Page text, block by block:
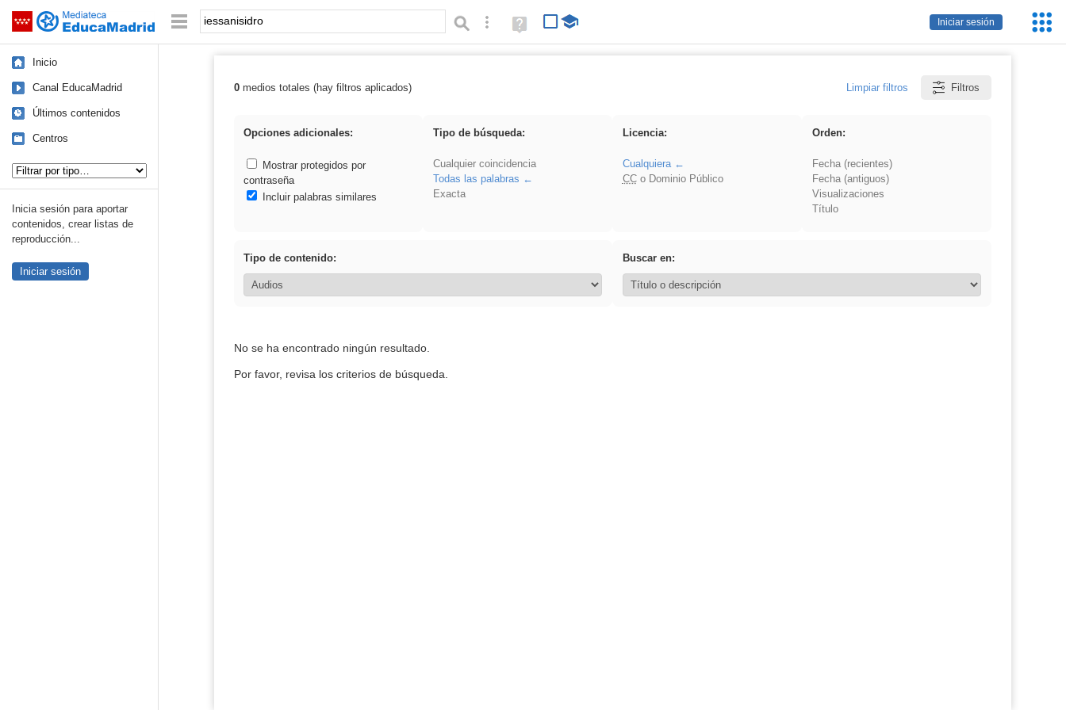
Saltar navegación
Iniciar sesión
Palabra o frase: Búsqueda avanzada
Ayuda
(en
Inicio
Canal EducaMadrid
Últimos contenidos
Centros
Inicia sesión para aportar
contenidos, crear listas de
reproducción...
Iniciar sesión
Resultados de: iessanisidro
0medios totales (hay filtros aplicados) Limpiar filtros Filtros
Opciones adicionales:
Mostrar protegidos por
contraseña
Incluir palabras similares
Tipo de búsqueda:
Cualquier coincidencia
Todas las palabras
Exacta
Licencia:
Cualquiera
CCo Dominio Público
Orden:
Fecha (recientes)
Fecha (antiguos)
Visualizaciones
Título
Tipo de contenido: Buscar en:
No se ha encontrado ningún resultado.
Por favor, revisa los criterios de búsqueda.